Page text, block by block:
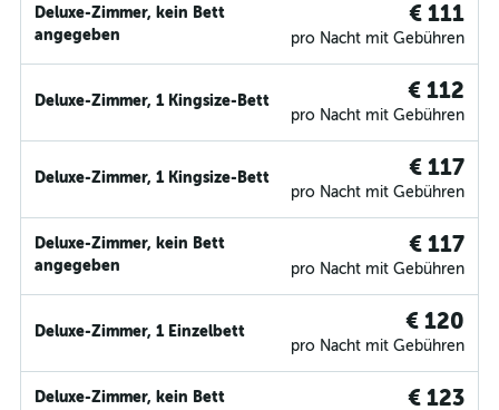
Deluxe-Zimmer, kein Bett
angegeben
€ 111
pro Nacht mit Gebühren
Deluxe-Zimmer, 1 Kingsize-Bett € 112
pro Nacht mit Gebühren
Deluxe-Zimmer, 1 Kingsize-Bett € 117
pro Nacht mit Gebühren
Deluxe-Zimmer, kein Bett
angegeben
€ 117
pro Nacht mit Gebühren
Deluxe-Zimmer, 1 Einzelbett € 120
pro Nacht mit Gebühren
Deluxe-Zimmer, kein Bett
€ 123